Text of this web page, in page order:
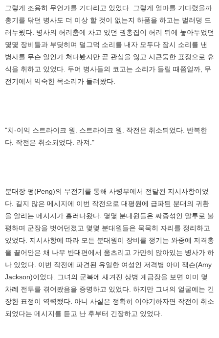
그렇게 조용히 무언가를 기다리고 있었다. 그렇게 얼마를 기다렸을까
총기를 닦던 병사도 더 이상 할 것이 없는지 하품을 하고는 벌러덩 드
러누웠다. 병사의 허리춤에 차고 있던 권총집이 허리 뒤에 놓아두었던
몇몇 장비들과 부딪히며 덜그덕 소리를 내자 모두다 잠시 소리를 낸
병사를 무슨 일인가 쳐다봤지만 곧 관심을 잃고 시큰둥한 표정으로 휴
식을 취하고 있었다. 두어 병사들의 코고는 소리가 들릴 때쯤일까, 무
전기에서 익숙한 목소리가 들려왔다.
"치-이익 스트라이크 원. 스트라이크 원. 작전은 취소되었다. 반복한
다. 작전은 취소되었다. 라져."
분대장 펑(Peng)의 무전기를 통해 사령부에서 전달된 지시사항이었
다. 길지 않은 메시지에 이번 작전으로 대평원에 급파된 분대의 귀환
을 알리는 메시지가 흘러나왔다. 몇몇 분대원들은 짜증섞인 말투로 불
평하며 군장을 벗어던졌고 몇몇 분대원들은 묵묵히 자리를 정리하고
있었다. 지시사항에 따라 모든 분대원이 장비를 챙기는 와중에 저격총
을 끌어안은 채 나무 반대편에서 움츠리고 가만히 앉아있는 병사가 하
나 있었다. 이번 작전에 파견된 유일한 여성인 저격병 아미 잭슨(Amy
Jackson)이었다. 그녀의 군복에 새겨진 상병 계급장을 보면 이미 몇
차례 전투를 겪어봤음을 증명하고 있었다. 하지만 그녀의 얼굴에는 긴
장한 표정이 역력했다. 아니 사실은 정확히 이야기하자면 작전이 취소
되었다는 메시지를 듣고 난 후부터 긴장하고 있었다.